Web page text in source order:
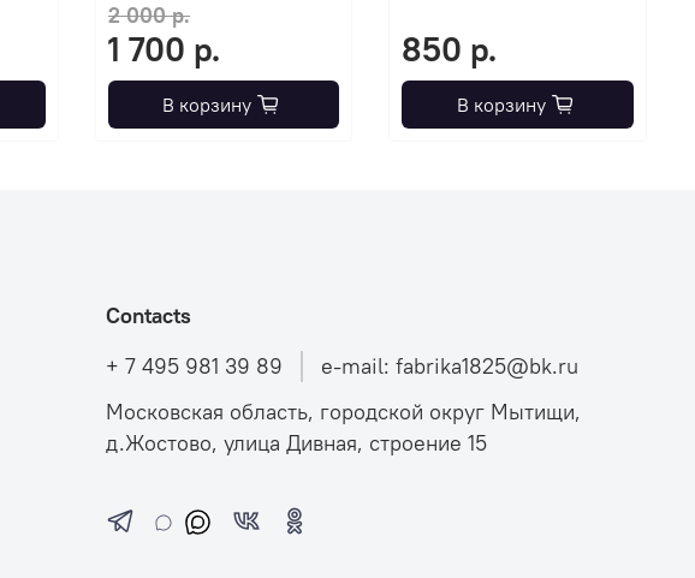
2 000 р.
1 700 р.
В корзину
850 р.
В корзину
Contacts
+ 7 495 981 39 89
e-mail: fabrika1825@bk.ru
Московская область, городской округ Мытищи,
д.Жостово, улица Дивная, строение 15